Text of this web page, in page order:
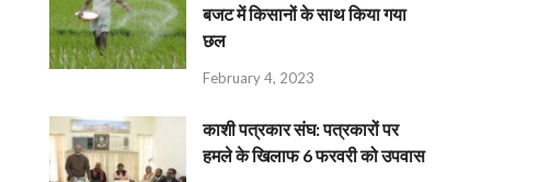
बजट में किसानों के साथ किया गया
छल
February 4, 2023
काशी पत्रकार संघ: पत्रकारों पर
हमले के खिलाफ 6 फरवरी को उपवास